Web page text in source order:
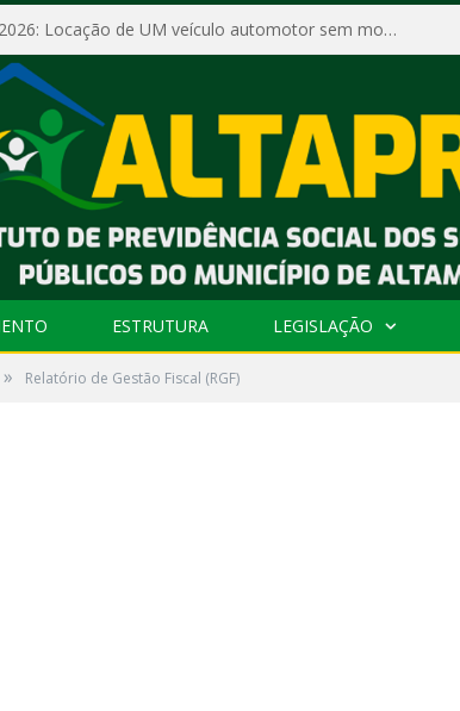
Dispensa Nº 002/2026: Locação de UM veículo automotor sem motorista, tipo passeio, com seguro total e quilometragem livre, para atender as demandas operacionais e administrativas do Instituto de Previdência Social dos Servidores Públicos do Município de Altamira – PA – ALTAPREV.
ESTRUTURA LEGISLAÇÃO
» Relatório de Gestão Fiscal (RGF)